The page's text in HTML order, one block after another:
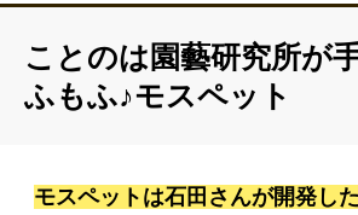
ことのは園藝研究所が
ふもふ♪モスペット
モスペットは石田さんが開発し